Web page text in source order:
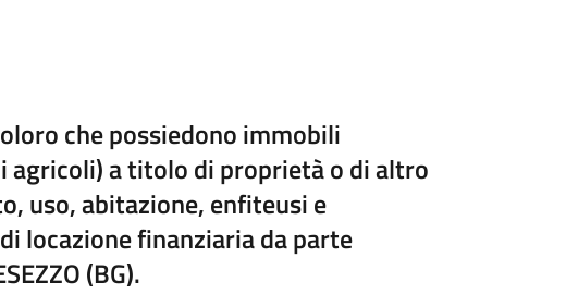
che possiedono immobili
a titolo di proprietà o di altro
uso, abitazione, enfiteusi e
locazione finanziaria da parte
(BG).